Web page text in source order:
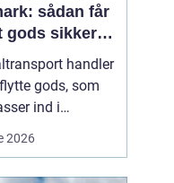
sådan får
gods sikkert
handler
gods, som
ind i
2026